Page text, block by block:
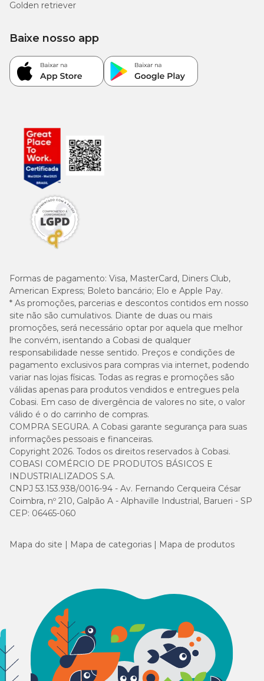
Golden retriever
Formas de pagamento: Visa, MasterCard, Diners Club,
American Express; Boleto bancário; Elo e Apple Pay.
* As promoções, parcerias e descontos contidos em nosso
site não são cumulativos. Diante de duas ou mais
promoções, será necessário optar por aquela que melhor
lhe convém, isentando a Cobasi de qualquer
responsabilidade nesse sentido. Preços e condições de
pagamento exclusivos para compras via internet, podendo
variar nas lojas físicas. Todas as regras e promoções são
válidas apenas para produtos vendidos e entregues pela
Cobasi. Em caso de divergência de valores no site, o valor
válido é o do carrinho de compras.
COMPRA SEGURA. A Cobasi garante segurança para suas
informações pessoais e financeiras.
Copyright 2026. Todos os direitos reservados à Cobasi.
COBASI COMÉRCIO DE PRODUTOS BÁSICOS E
INDUSTRIALIZADOS S.A.
CNPJ 53.153.938/0016-94 - Av. Fernando Cerqueira César
Coimbra, nº 210, Galpão A - Alphaville Industrial, Barueri - SP
CEP: 06465-060
Baixe nosso app
Mapa do site Mapa de categorias Mapa de produtos